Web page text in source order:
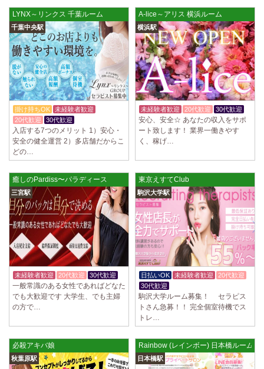
LYNX～リンクス 千葉ルーム
千葉中央駅
掛け持ちOK
未経験者歓迎
20代歓迎
30代歓迎
入店する7つのメリット 1）安心・
安全の健全運営 2）多店舗だからこ
どの…
A-lice～アリス 横浜ルーム
横浜駅
未経験者歓迎 20代歓迎 30代歓迎
安心、安全☆ あなたの収入をサポ
ート致します！ 業界一働きやす
く、稼げ…
癒しのPardiss〜パラディース
三宮駅
未経験者歓迎 20代歓迎 30代歓迎
一般常識のある女性であればどなた
でも大歓迎です 大学生、でも主婦
の方で…
東京えすてClub
駒沢大学駅
日払いOK 未経験者歓迎
20代歓迎
30代歓迎
駒沢大学ルーム募集！ セラピス
トさん急募！！ 完全個室待機でス
トレ…
必殺アキバ娘
秋葉原駅
Rainbow (レインボー) 日本橋ルーム
日本橋駅